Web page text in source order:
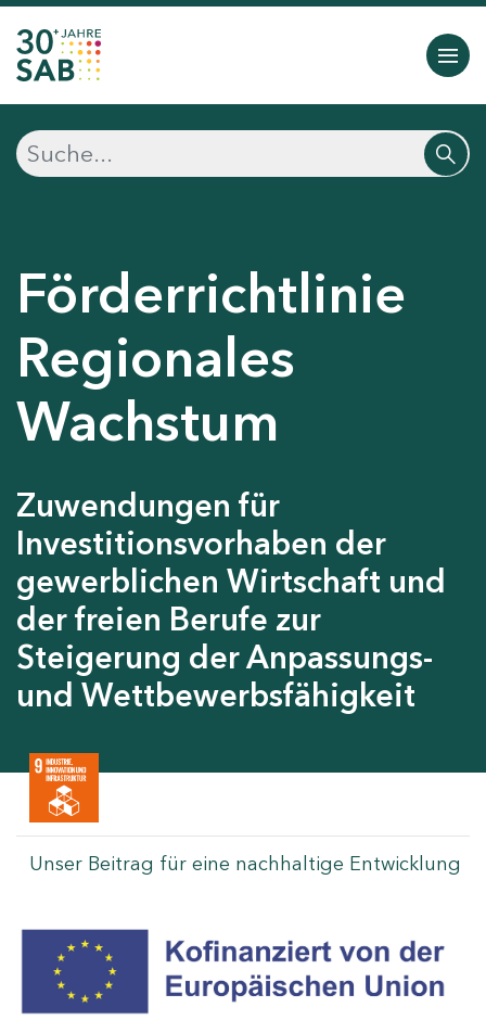
Förderrichtlinie
Regionales
Wachstum
Zuwendungen für
Investitionsvorhaben der
gewerblichen Wirtschaft und
der freien Berufe zur
Steigerung der Anpassungs-
und Wettbewerbsfähigkeit
Unser Beitrag für eine nachhaltige Entwicklung